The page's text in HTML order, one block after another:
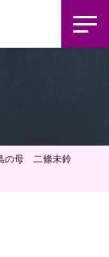
の母 二條未鈴